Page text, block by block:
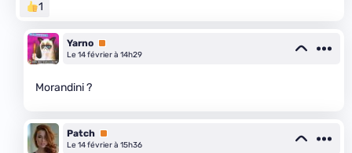
1
Yarno Premium
Le 14 février à 14h29
Morandini ?
Patch Premium
Le 14 février à 15h36